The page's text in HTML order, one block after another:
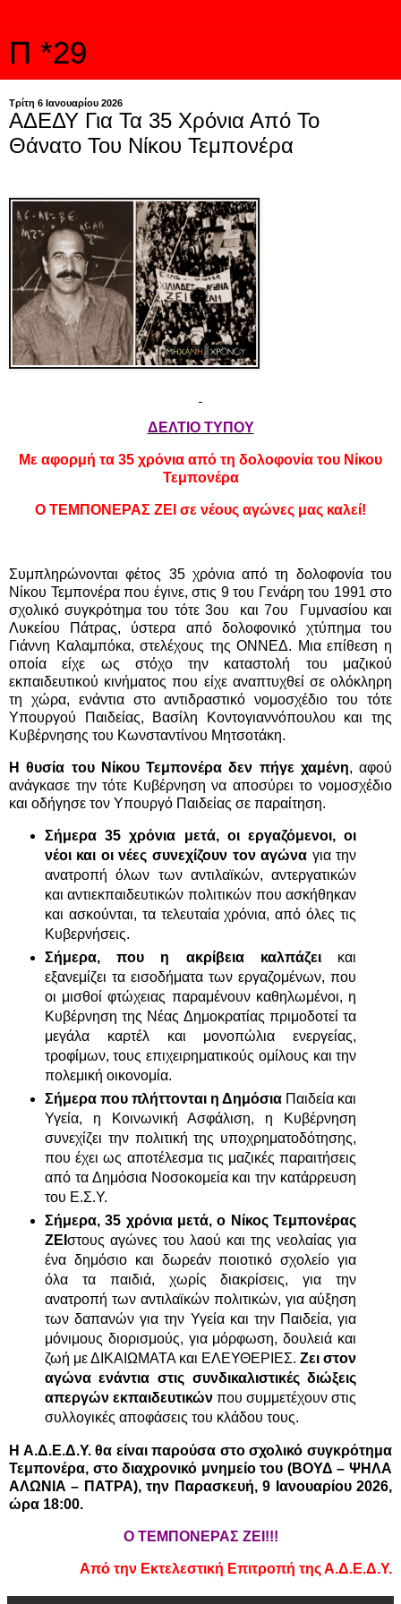
Π *29
Τρίτη 6 Ιανουαρίου 2026
ΑΔΕΔΥ Για Τα 35 Χρόνια Από Το
Θάνατο Του Νίκου Τεμπονέρα
ΔΕΛΤΙΟ ΤΥΠΟΥ
Με αφορμή τα 35 χρόνια από τη δολοφονία του Νίκου
Τεμπονέρα
Ο ΤΕΜΠΟΝΕΡΑΣ ΖΕΙ σε νέους αγώνες μας καλεί!
Συμπληρώνονται φέτος 35 χρόνια από τη δολοφονία του
Νίκου Τεμπονέρα που έγινε, στις 9 του Γενάρη του 1991 στο
σχολικό συγκρότημα του τότε 3ου και 7ου Γυμνασίου και
Λυκείου Πάτρας, ύστερα από δολοφονικό χτύπημα του
Γιάννη Καλαμπόκα, στελέχους της ΟΝΝΕΔ. Μια επίθεση η
οποία είχε ως στόχο την καταστολή του μαζικού
εκπαιδευτικού κινήματος που είχε αναπτυχθεί σε ολόκληρη
τη χώρα, ενάντια στο αντιδραστικό νομοσχέδιο του τότε
Υπουργού Παιδείας, Βασίλη Κοντογιαννόπουλου και της
Κυβέρνησης του Κωνσταντίνου Μητσοτάκη.
Η θυσία του Νίκου Τεμπονέρα δεν πήγε χαμένη, αφού
ανάγκασε την τότε Κυβέρνηση να αποσύρει το νομοσχέδιο
και οδήγησε τον Υπουργό Παιδείας σε παραίτηση.
Σήμερα 35 χρόνια μετά, οι εργαζόμενοι, οι
νέοι και οι νέες συνεχίζουν τον αγώνα για την
ανατροπή όλων των αντιλαϊκών, αντεργατικών
και αντιεκπαιδευτικών πολιτικών που ασκήθηκαν
και ασκούνται, τα τελευταία χρόνια, από όλες τις
Κυβερνήσεις.
Σήμερα, που η ακρίβεια καλπάζει και
εξανεμίζει τα εισοδήματα των εργαζομένων, που
οι μισθοί φτώχειας παραμένουν καθηλωμένοι, η
Κυβέρνηση της Νέας Δημοκρατίας πριμοδοτεί τα
μεγάλα καρτέλ και μονοπώλια ενεργείας,
τροφίμων, τους επιχειρηματικούς ομίλους και την
πολεμική οικονομία.
Σήμερα που πλήττονται η Δημόσια Παιδεία και
Υγεία, η Κοινωνική Ασφάλιση, η Κυβέρνηση
συνεχίζει την πολιτική της υποχρηματοδότησης,
που έχει ως αποτέλεσμα τις μαζικές παραιτήσεις
από τα Δημόσια Νοσοκομεία και την κατάρρευση
του Ε.Σ.Υ.
Σήμερα, 35 χρόνια μετά, ο Νίκος Τεμπονέρας
ΖΕΙ στους αγώνες του λαού και της νεολαίας για
ένα δημόσιο και δωρεάν ποιοτικό σχολείο για
όλα τα παιδιά, χωρίς διακρίσεις, για την
ανατροπή των αντιλαϊκών πολιτικών, για αύξηση
των δαπανών για την Υγεία και την Παιδεία, για
μόνιμους διορισμούς, για μόρφωση, δουλειά και
ζωή με ΔΙΚΑΙΩΜΑΤΑ και ΕΛΕΥΘΕΡΙΕΣ.Ζει στον
αγώνα ενάντια στις συνδικαλιστικές διώξεις
απεργών εκπαιδευτικών που συμμετέχουν στις
συλλογικές αποφάσεις του κλάδου τους.
Η Α.Δ.Ε.Δ.Υ. θα είναι παρούσα στο σχολικό συγκρότημα
Τεμπονέρα, στο διαχρονικό μνημείο του (ΒΟΥΔ – ΨΗΛΑ
ΑΛΩΝΙΑ – ΠΑΤΡΑ), την Παρασκευή, 9 Ιανουαρίου 2026,
ώρα 18:00.
Ο ΤΕΜΠΟΝΕΡΑΣ ΖΕΙ!!!
Από την Εκτελεστική Επιτροπή της Α.Δ.Ε.Δ.Υ.